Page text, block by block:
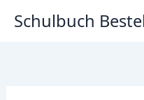
InhaltSchulbuch